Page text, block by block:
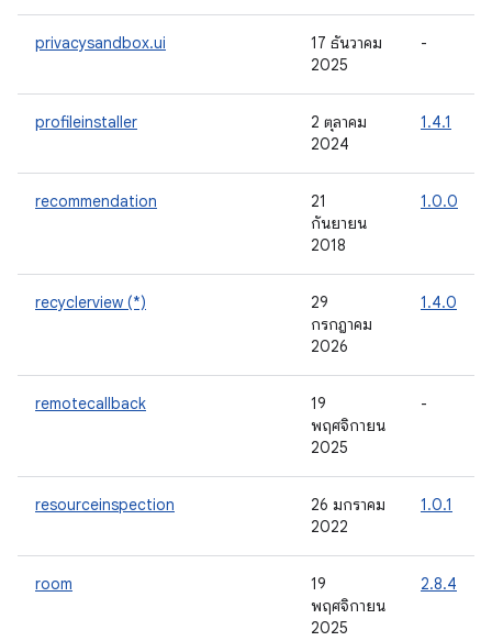
privacysandbox.ui
17 ธันวาคม
2025
-
profileinstaller
2 ตุลาคม
2024
1.4.1
recommendation
21
กันยายน
2018
1.0.0
recyclerview (*)
29
กรกฎาคม
2026
1.4.0
remotecallback
19
พฤศจิกายน
2025
-
resourceinspection
26 มกราคม
2022
1.0.1
room
19
พฤศจิกายน
2025
2.8.4